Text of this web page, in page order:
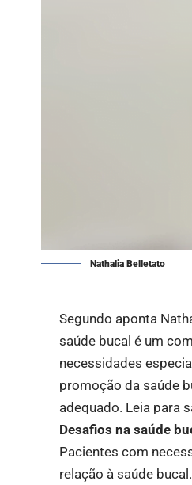
Nathalia Belletato
Segundo aponta
saúde bucal é um
necessidades
promoção da saúde
adequado. Leia para
Desafios na saúde
Pacientes com
relação à saúde